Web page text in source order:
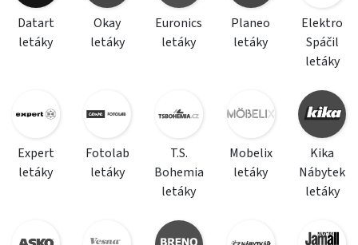
Datart
letáky
Okay
letáky
Euronics
letáky
Planeo
letáky
Elektro
Spáčil
letáky
Expert
letáky
Fotolab
letáky
T.S.
Bohemia
letáky
Mobelix
letáky
Kika
Nábytek
letáky